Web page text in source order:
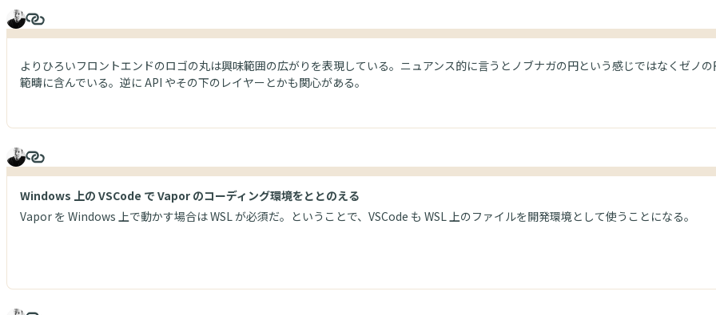
よりひろいフロントエンドのロゴの丸は興味範囲の広がりを表現している。ニュアンス的に言うとノブナガの円という感じではなくゼノ
範疇に含んでいる。逆に API やその下のレイヤーとかも関心がある。
Windows 上の VSCode で Vapor のコーディング環境をととのえる
Vapor を Windows 上で動かす場合は WSL が必須だ。ということで、VSCode も WSL 上のファイルを開発環境として使うことになる。